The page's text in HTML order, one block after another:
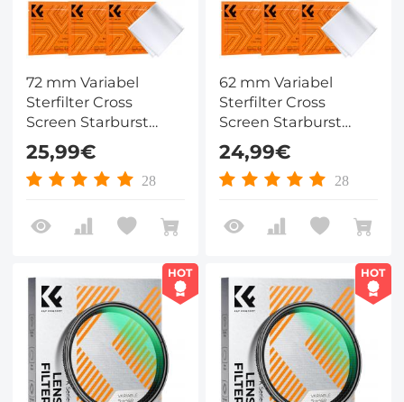
72 mm Variabel
Sterfilter Cross
Screen Starburst
Filter met 18 Laags
Coating Ultraslank
Optisch Glas
Serie
25,99€
28
62 mm Variabel
Sterfilter Cross
Screen Starburst
Filter met 18 Laags
Coating Ultraslank
Optisch Glas
Serie
24,99€
28
HOT HOT